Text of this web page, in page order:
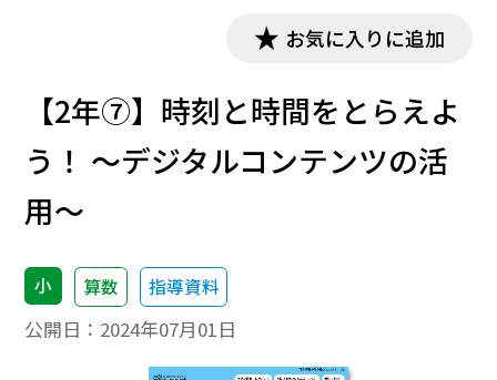
お気に入りに追加
【2年⑦】時刻と時間をとらえよ
う！ ～デジタルコンテンツの活
用～
小 算数 指導資料
公開日： 2024年07月01日